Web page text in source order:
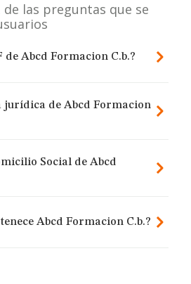
de las preguntas que se
de Abcd Formacion C.b.?
jurídica de Abcd Formacion
Social de Abcd
Abcd Formacion C.b.?